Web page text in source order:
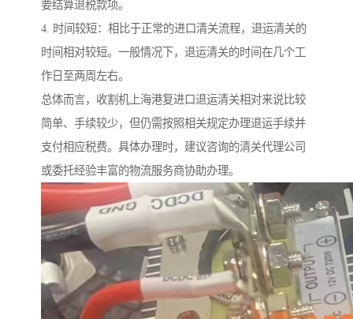
要结算退税款项。
4. 时间较短：相比于正常的进口清关流程，退运清关的
时间相对较短。一般情况下，退运清关的时间在几个工
作日至两周左右。
总体而言，收割机上海港复进口退运清关相对来说比较
简单、手续较少，但仍需按照相关规定办理退运手续并
支付相应税费。具体办理时，建议咨询的清关代理公司
或委托经验丰富的物流服务商协助办理。